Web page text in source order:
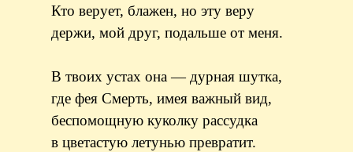
Кто верует, блажен, но эту веру
держи, мой друг, подальше от меня.
В твоих устах она — дурная шутка,
где фея Смерть, имея важный вид,
беспомощную куколку рассудка
в цветастую летунью превратит.